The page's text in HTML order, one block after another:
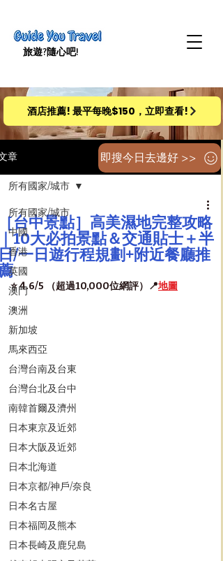
旅遊​?隨心吧!
酒店推薦! 最平每晚$150，立即查看!
章
所有國家/城市
中國
香港
英國
澳門
澳洲
新加坡
馬來西亞
台灣台南及台東
台灣台北及台中
南韓首爾及濟州
日本東京及近郊
日本大阪及近郊
日本北海道
日本京都/神戶/奈良
日本名古屋
日本福岡及熊本
日本長崎及鹿兒島
所有國家/城市
台中景點］高美濕地完整攻略
10大必拍景點＆交通貼士＋半
/一日遊行程規劃+附近餐廳推
⭐️ 4.6/5 （超過10,000位網評）📍地圖
即搜今日去邊好 >>